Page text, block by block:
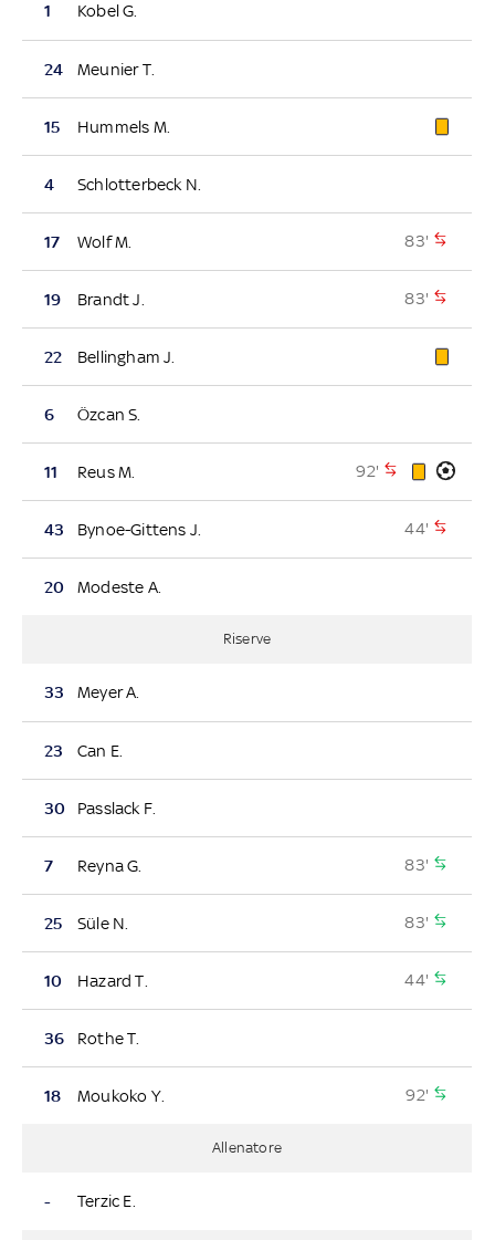
1 Kobel G.
24 Meunier T.
15 Hummels M.
4 Schlotterbeck N.
17 Wolf M. 83'
19 Brandt J. 83'
22 Bellingham J.
6 Özcan S.
11 Reus M. 92'
43 Bynoe-Gittens J. 44'
20 Modeste A.
Riserve
33 Meyer A.
23 Can E.
30 Passlack F.
7 Reyna G. 83'
25 Süle N. 83'
10 Hazard T. 44'
36 Rothe T.
18 Moukoko Y. 92'
Allenatore
- Terzic E.